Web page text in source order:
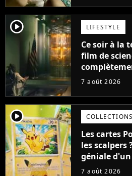
player2 LIFESTYLE
Ce soir à la
film de
aurait pu
7 août 2026
player2 COLLECTIONS
Les cartes
les scalpers
géniale
ruiner les
7 août 2026